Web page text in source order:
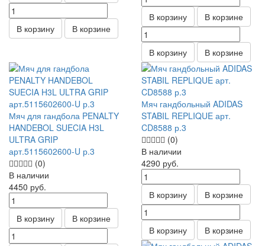
В корзину В корзине
В корзину В корзине
В корзину В корзине
Мяч для гандбола PENALTY
HANDEBOL SUECIA H3L
ULTRA GRIP
арт.5115602600-U р.3
(0)
В наличии
4450 руб.
В корзину В корзине
Мяч гандбольный ADIDAS
STABIL REPLIQUE арт.
CD8588 р.3
(0)
В наличии
4290 руб.
В корзину В корзине
В корзину В корзине